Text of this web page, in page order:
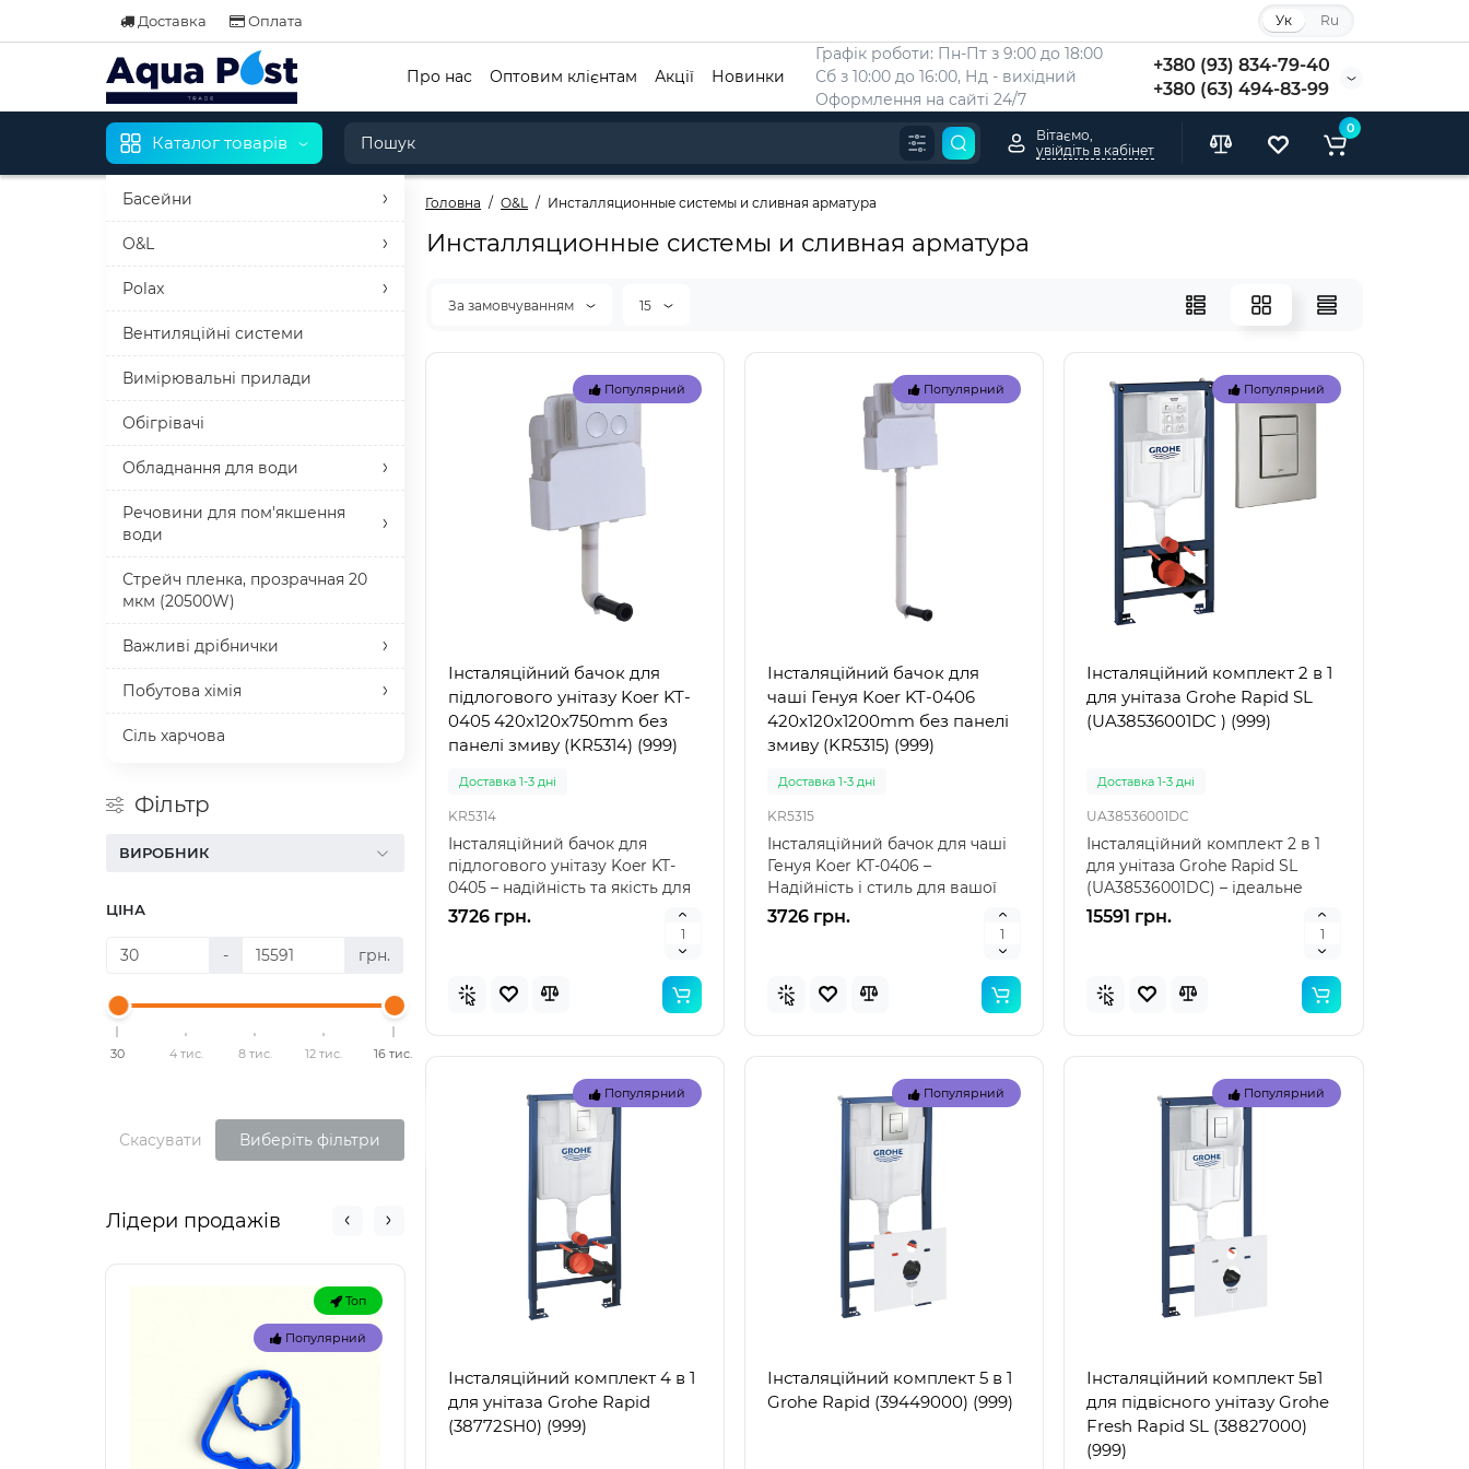
Доставка Оплата Ук Ru
Графік роботи: Пн-Пт з 9:00 до 18:00
Сб з 10:00 до 16:00, Нд - вихідний
Оформлення на сайтi 24/7
+380 (93) 834-79-40
+380 (63) 494-83-99
Про нас Оптовим клієнтам Акції Новинки
Каталог товарів
Басейни
O&L
Polax
Вентиляційні системи
Вимірювальні прилади
Обігрівачі
Обладнання для води
Речовини для пом'якшення
води
Стрейч пленка, прозрачная 20
мкм (20500W)
Важливі дрібнички
Побутова хімія
Сіль харчова
Вітаємо,
увійдіть в кабінет
0
Головна O&L Инсталляционные системы и сливная арматура
Фільтр
ВИРОБНИК
ЦІНА
- грн.
30 4 тис. 8 тис. 12 тис. 16 тис.
Скасувати Виберіть фільтри
Лідери продажів
Топ
Популярний
Инсталляционные системы и сливная арматура
За замовчуванням 15
Популярний
Інсталяційний бачок для
підлогового унітазу Koer KT-
0405 420x120x750mm без
панелі змиву (KR5314) (999)
Доставка 1-3 дні
KR5314
Інсталяційний бачок для
підлогового унітазу Koer KT-
0405 – надійність та якість для
вашої сантехніки..
3726 грн.
Популярний
Інсталяційний бачок для
чаші Генуя Koer KT-0406
420x120x1200mm без панелі
змиву (KR5315) (999)
Доставка 1-3 дні
KR5315
Інсталяційний бачок для чаші
Генуя Koer KT-0406 –
Надійність і стиль для вашої
ванної кімнати Інста..
3726 грн.
Популярний
Інсталяційний комплект 2 в 1
для унітаза Grohe Rapid SL
(UA38536001DC ) (999)
Доставка 1-3 дні
UA38536001DC
Інсталяційний комплект 2 в 1
для унітаза Grohe Rapid SL
(UA38536001DC) – ідеальне
рішення для сучасн..
15591 грн.
Популярний
Інсталяційний комплект 4 в 1
для унітаза Grohe Rapid
(38772SH0) (999)
Популярний
Інсталяційний комплект 5 в 1
Grohe Rapid (39449000) (999)
Популярний
Інсталяційний комплект 5в1
для підвісного унітазу Grohe
Fresh Rapid SL (38827000)
(999)